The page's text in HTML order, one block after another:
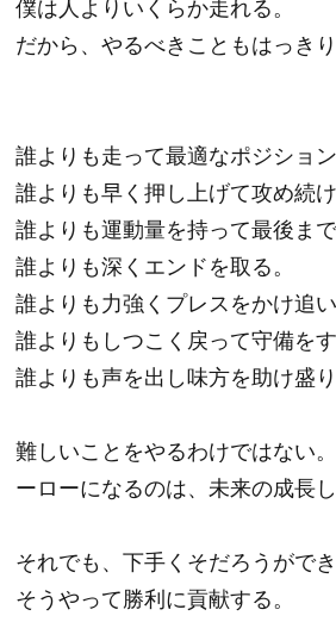
僕は人よりいくらか走れる。
だから、やるべきこともはっきり
誰よりも走って最適なポジション
誰よりも早く押し上げて攻め続け
誰よりも運動量を持って最後まで
誰よりも深くエンドを取る。
誰よりも力強くプレスをかけ追い
誰よりもしつこく戻って守備をす
誰よりも声を出し味方を助け盛り
難しいことをやるわけではない
ーローになるのは、未来の成長
それでも、下手くそだろうがで
そうやって勝利に貢献する。